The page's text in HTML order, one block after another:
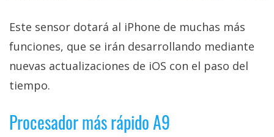
Este sensor dotará al iPhone de muchas más
funciones, que se irán desarrollando mediante
nuevas actualizaciones de iOS con el paso del
tiempo.
Procesador más rápido A9